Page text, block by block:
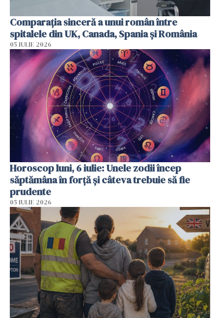
Comparația sinceră a unui român între
spitalele din UK, Canada, Spania și România
05 IULIE 2026
Horoscop luni, 6 iulie: Unele zodii încep
săptămâna în forță și câteva trebuie să fie
prudente
05 IULIE 2026